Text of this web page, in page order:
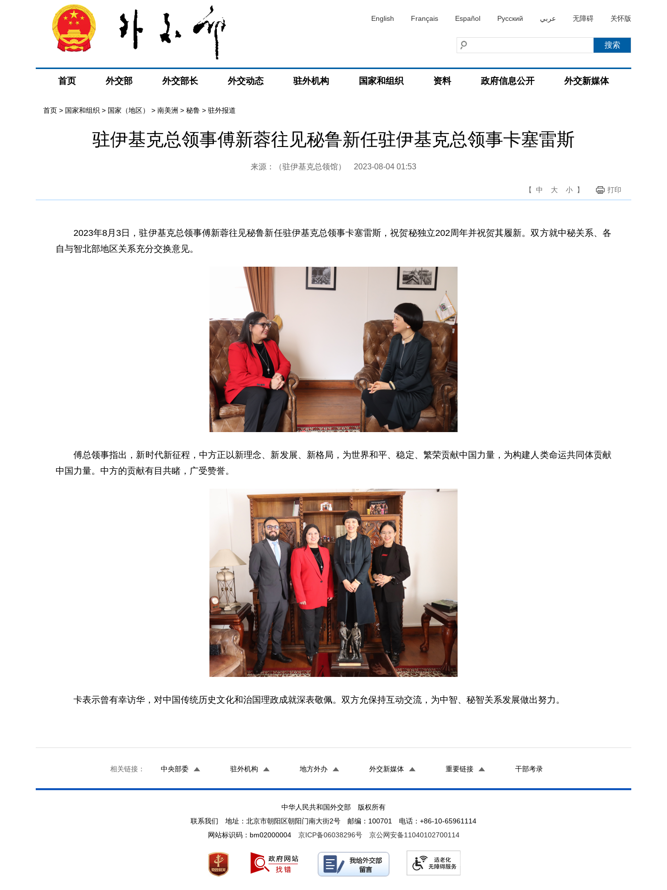
English Français Español Русский عربي 无障碍 关怀版
首页 外交部 外交部长 外交动态 驻外机构 国家和组织 资料 政府信息公开 外交新媒体
首页 > 国家和组织 > 国家（地区） > 南美洲 > 秘鲁 > 驻外报道
驻伊基克总领事傅新蓉往见秘鲁新任驻伊基克总领事卡塞雷斯
来源：（驻伊基克总领馆） 2023-08-04 01:53
【 中 大 小 】 打印
2023年8月3日，驻伊基克总领事傅新蓉往见秘鲁新任驻伊基克总领事卡塞雷斯，祝贺秘独立202周年并祝贺其履新。双方就中秘关系、各
自与智北部地区关系充分交换意见。
傅总领事指出，新时代新征程，中方正以新理念、新发展、新格局，为世界和平、稳定、繁荣贡献中国力量，为构建人类命运共同体贡献
中国力量。中方的贡献有目共睹，广受赞誉。
卡表示曾有幸访华，对中国传统历史文化和治国理政成就深表敬佩。双方允保持互动交流，为中智、秘智关系发展做出努力。
相关链接： 中央部委 驻外机构 地方外办 外交新媒体 重要链接 干部考录
中华人民共和国外交部 版权所有
联系我们 地址：北京市朝阳区朝阳门南大街2号 邮编：100701 电话：+86-10-65961114
网站标识码：bm02000004 京ICP备06038296号 京公网安备11040102700114